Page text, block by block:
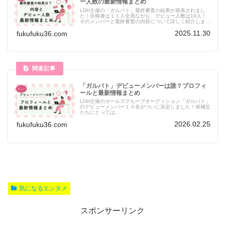
ー人数の最新情報まとめ
LDH主催の「ガルバト」最終審査の結果が発表されまし
た！合格者は１１人全員ながら、デビュー人数は10人！
そのメンバーと最終審査の内容について詳しく紹介しま
fukufuku36.com 2025.11.30
「ガルバト」デビューメンバーは誰？プロフィ
ールと最新情報まとめ
LDH主催のガールズグループオーディション「ガルバト」
のデビューメンバー１０名がついに決定しました！候補生
たちにとっては...
fukufuku36.com 2026.02.25
気になるエンタメ
スポンサーリンク